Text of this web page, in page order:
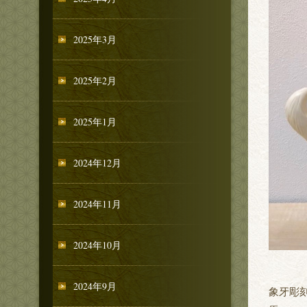
象牙彫
2025年3月
2025年2月
2025年1月
2024年12月
2024年11月
2024年10月
2024年9月